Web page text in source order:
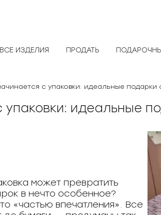
ВСЕ ИЗДЕЛИЯ ПРОДАТЬ
с упаковки: идеальные подарки
упаковки: идеальные
может превратить
в нечто особенное?
«частью впечатления». Все